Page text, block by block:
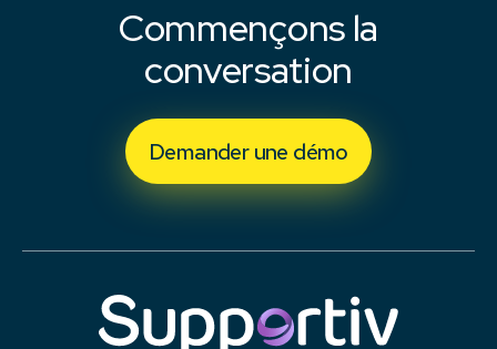
Commençons la
conversation
Demander une démo